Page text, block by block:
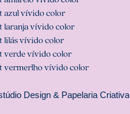
azul vívido color
laranja vívido color
lilás vívido color
verde vívido color
vermerlho vívido color
Design & Papelaria Criativa